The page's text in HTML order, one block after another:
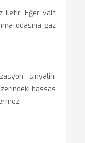
iletir. Eğer valf
odasına gaz
sinyalini
hassas